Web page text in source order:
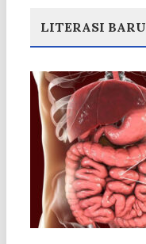
LITERASI BARU